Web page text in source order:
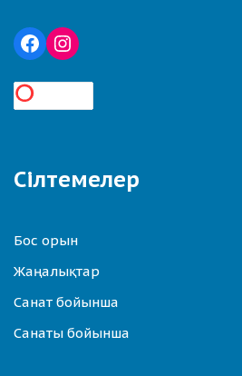
Сілтемелер
Бос орын
Жаңалықтар
Санат бойынша
Санаты бойынша